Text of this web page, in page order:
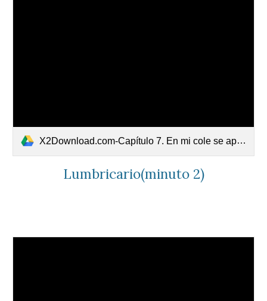
X2Download.com-Capítulo 7. En mi cole se aprovecha todo.mp4
Lumbricario(minuto 2)